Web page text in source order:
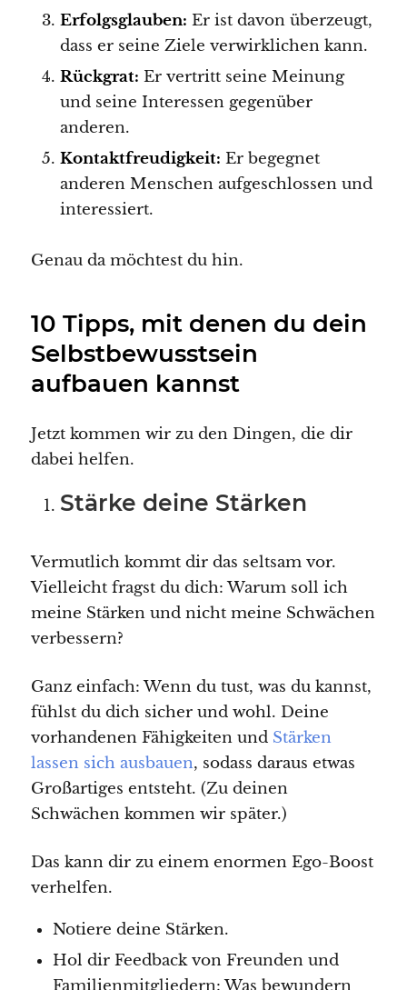
Erfolgsglauben: Er ist davon überzeugt,
dass er seine Ziele verwirklichen kann.
Rückgrat: Er vertritt seine Meinung
und seine Interessen gegenüber
anderen.
Kontaktfreudigkeit: Er begegnet
anderen Menschen aufgeschlossen und
interessiert.
Genau da möchtest du hin.
10 Tipps, mit denen du dein
Selbstbewusstsein
aufbauen kannst
Jetzt kommen wir zu den Dingen, die dir
dabei helfen.
Stärke deine Stärken
Vermutlich kommt dir das seltsam vor.
Vielleicht fragst du dich: Warum soll ich
meine Stärken und nicht meine Schwächen
verbessern?
Ganz einfach: Wenn du tust, was du kannst,
fühlst du dich sicher und wohl. Deine
vorhandenen Fähigkeiten und Stärken
lassen sich ausbauen, sodass daraus etwas
Großartiges entsteht. (Zu deinen
Schwächen kommen wir später.)
Das kann dir zu einem enormen Ego-Boost
verhelfen.
Notiere deine Stärken.
Hol dir Feedback von Freunden und
Familienmitgliedern: Was bewundern